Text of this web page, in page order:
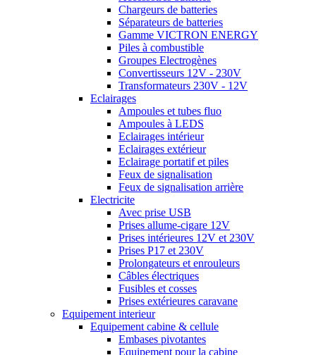
Chargeurs de batteries
Séparateurs de batteries
Gamme VICTRON ENERGY
Piles à combustible
Groupes Electrogènes
Convertisseurs 12V - 230V
Transformateurs 230V - 12V
Eclairages
Ampoules et tubes fluo
Ampoules à LEDS
Eclairages intérieur
Eclairages extérieur
Eclairage portatif et piles
Feux de signalisation
Feux de signalisation arrière
Electricite
Avec prise USB
Prises allume-cigare 12V
Prises intérieures 12V et 230V
Prises P17 et 230V
Prolongateurs et enrouleurs
Câbles électriques
Fusibles et cosses
Prises extérieures caravane
Equipement interieur
Equipement cabine & cellule
Embases pivotantes
Equipement pour la cabine